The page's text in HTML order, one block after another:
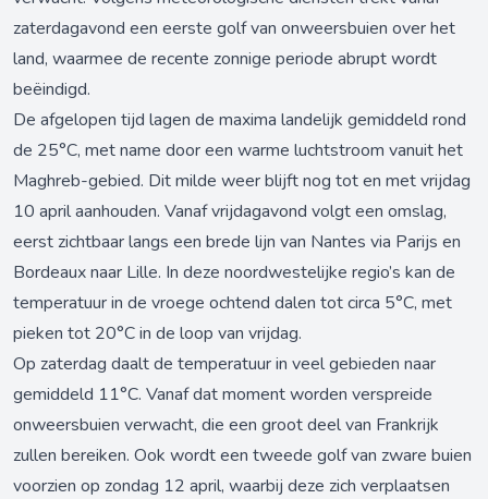
zaterdagavond een eerste golf van onweersbuien over het
land, waarmee de recente zonnige periode abrupt wordt
beëindigd.
De afgelopen tijd lagen de maxima landelijk gemiddeld rond
de 25°C, met name door een warme luchtstroom vanuit het
Maghreb-gebied. Dit milde weer blijft nog tot en met vrijdag
10 april aanhouden. Vanaf vrijdagavond volgt een omslag,
eerst zichtbaar langs een brede lijn van Nantes via Parijs en
Bordeaux naar Lille. In deze noordwestelijke regio’s kan de
temperatuur in de vroege ochtend dalen tot circa 5°C, met
pieken tot 20°C in de loop van vrijdag.
Op zaterdag daalt de temperatuur in veel gebieden naar
gemiddeld 11°C. Vanaf dat moment worden verspreide
onweersbuien verwacht, die een groot deel van Frankrijk
zullen bereiken. Ook wordt een tweede golf van zware buien
voorzien op zondag 12 april, waarbij deze zich verplaatsen